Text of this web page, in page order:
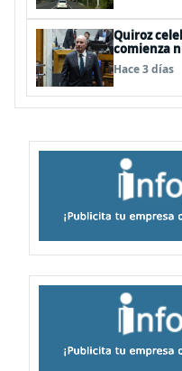
Quiroz
comienza
Hace 3 días